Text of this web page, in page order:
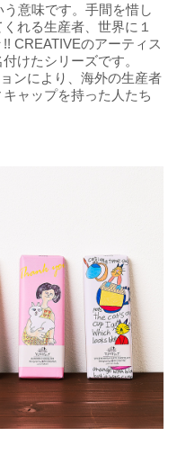
う意味です。手間を惜し
れる生産者、世界に１
CREATIVEのアーティス
けたシリーズです。
ンにより、海外の生産者
ャップを持った人たち